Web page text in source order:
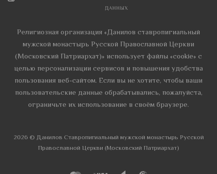
ДАННЫХ
Религиозная организация «Данилов ставропигиальный
мужской монастырь Русской Православной Церкви
(Московский Патриархат)» использует файлы «cookie» с
целью персонализации сервисов и повышения удобства
пользования веб-сайтом. Если вы не хотите, чтобы ваши
пользовательские данные обрабатывались, пожалуйста,
ограничьте их использование в своём браузере.
2026 © Данилов Cтавропигиальный мужской монастырь Русской
Православной Церкви (Московский Патриархат)